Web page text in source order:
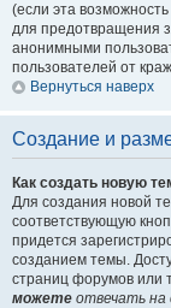
(если эта
для предотвращения
анонимными
пользователей от
Вернуться наверх
Создание и
Как создать новую
Для создания новой
соответствующую
придется
созданием темы.
страниц форумов или
можете отвечать на